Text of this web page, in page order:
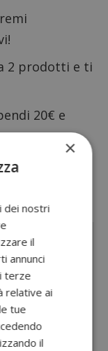
2 prodotti e ti
20€ e
a tutti
×
dei nostri
il
annunci
terze
relative ai
tue
il